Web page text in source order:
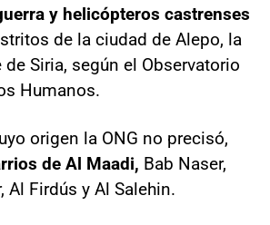
y helicópteros castrenses
de la ciudad de Alepo, la
Siria, según el Observatorio
Humanos.
origen la ONG no precisó,
de Al Maadi, Bab Naser,
Al Firdús y Al Salehin.